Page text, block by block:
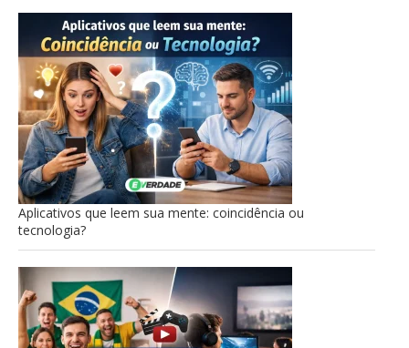
Aplicativos que leem sua mente: coincidência ou
tecnologia?